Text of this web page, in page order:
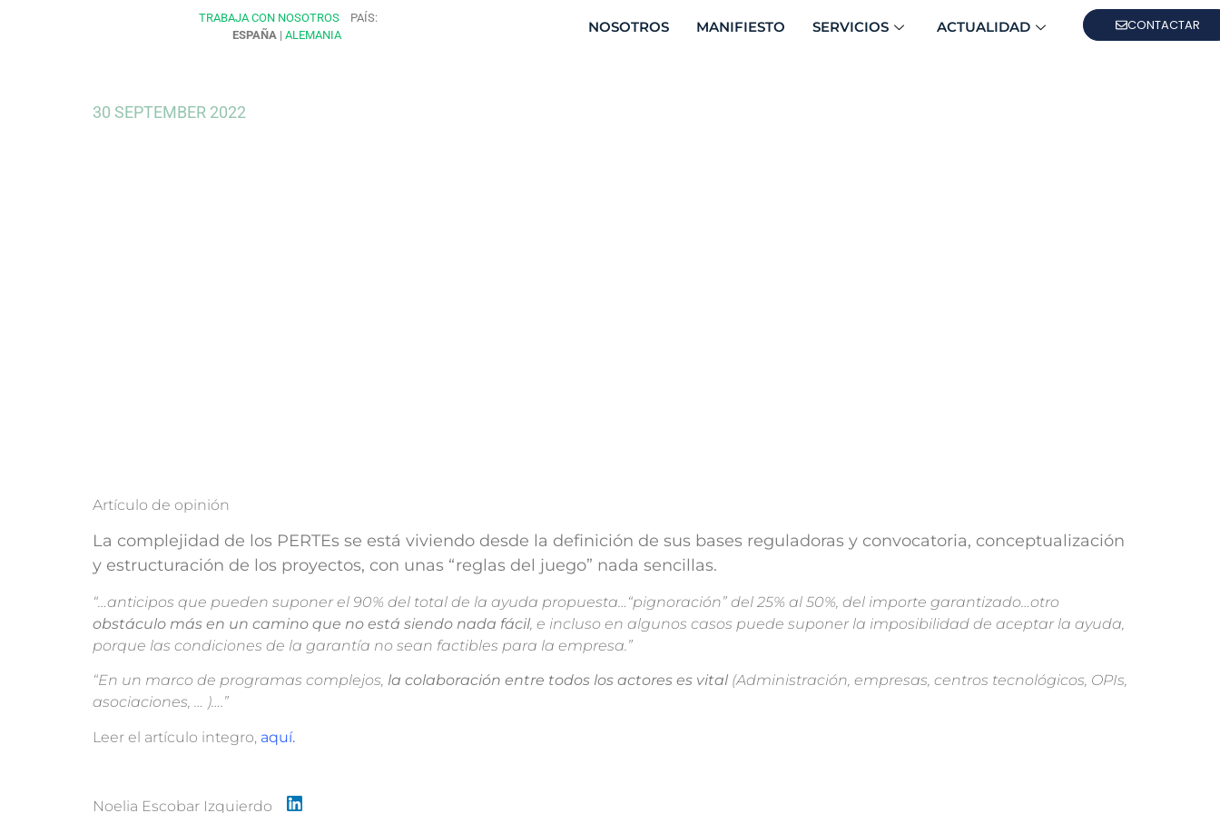
TRABAJA CON NOSOTROSPAÍS:
ESPAÑA| ALEMANIA NOSOTROS MANIFIESTO SERVICIOS ACTUALIDAD CONTACTAR
30 SEPTEMBER 2022
Artículo de opinión
La complejidad de los PERTEs se está viviendo desde la definición de sus bases reguladoras y convocatoria, conceptualización
y estructuración de los proyectos, con unas “reglas del juego” nada sencillas.
“…anticipos que pueden suponer el 90% del total de la ayuda propuesta…“pignoración” del 25% al 50%, del importe garantizado…otro
obstáculo más en un camino que no está siendo nada fácil , e incluso en algunos casos puede suponer la imposibilidad de aceptar la ayuda,
porque las condiciones de la garantía no sean factibles para la empresa.”
“En un marco de programas complejos, la colaboración entre todos los actores es vital (Administración, empresas, centros tecnológicos, OPIs,
asociaciones, … )….”
Leer el artículo integro, aquí.
Noelia Escobar Izquierdo